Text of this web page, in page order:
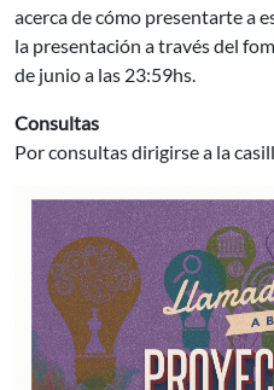
acerca de cómo presentarte a
la presentación a través del
de junio a las 23:59hs.
Consultas
Por consultas dirigirse a la